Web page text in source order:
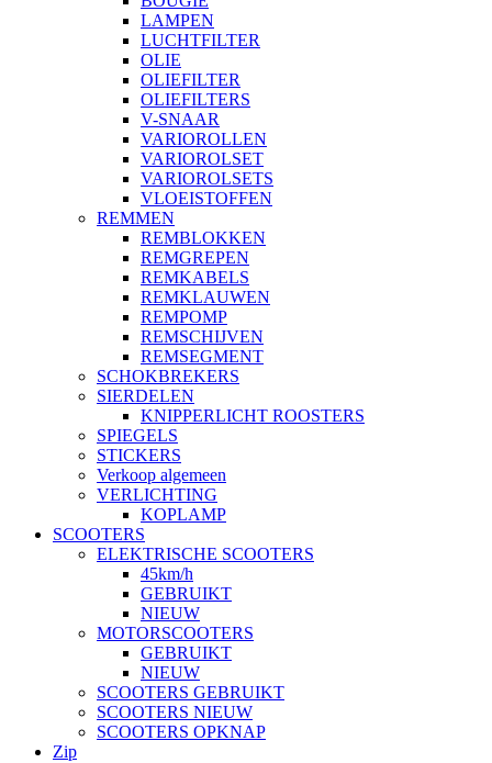
LAMPEN
LUCHTFILTER
OLIE
OLIEFILTER
OLIEFILTERS
V-SNAAR
VARIOROLLEN
VARIOROLSET
VARIOROLSETS
VLOEISTOFFEN
REMMEN
REMBLOKKEN
REMGREPEN
REMKABELS
REMKLAUWEN
REMPOMP
REMSCHIJVEN
REMSEGMENT
SCHOKBREKERS
SIERDELEN
KNIPPERLICHT ROOSTERS
SPIEGELS
STICKERS
Verkoop algemeen
VERLICHTING
KOPLAMP
SCOOTERS
ELEKTRISCHE SCOOTERS
45km/h
GEBRUIKT
NIEUW
MOTORSCOOTERS
GEBRUIKT
NIEUW
SCOOTERS GEBRUIKT
SCOOTERS NIEUW
SCOOTERS OPKNAP
Zip